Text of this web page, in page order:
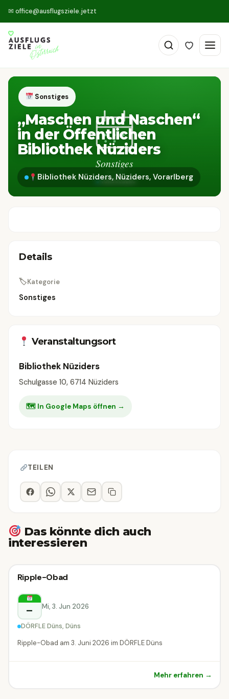
✉ office@ausflugsziele.jetzt
Sonstiges
„Maschen und Naschen“
in der Öffentlichen
Bibliothek Nüziders
Bibliothek Nüziders, Nüziders, Vorarlberg
Details
🏷Kategorie
Sonstiges
Veranstaltungsort
Bibliothek Nüziders
Schulgasse 10, 6714 Nüziders
🗺 In Google Maps öffnen →
TEILEN
Das könnte dich auch
interessieren
Sonstiges
Düns
Sonstiges
Ripple-Obad
– Mi, 3. Jun 2026
DÖRFLE Düns, Düns
Ripple-Obad am 3. Juni 2026 im DÖRFLE Düns
Mehr erfahren →